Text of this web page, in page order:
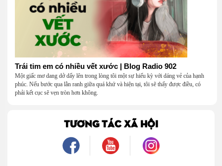
Trái tim em có nhiều vết xước | Blog Radio 902
Một giấc mơ dang dở dấy lên trong lòng tôi một sự hiếu kỳ với dáng vẻ của hạnh
phúc. Nếu bước qua lằn ranh giữa quá khứ và hiện tại, tôi sẽ thấy được điều, có
phải kết cục sẽ vẹn tròn hơn không.
TƯƠNG TÁC XÃ HỘI